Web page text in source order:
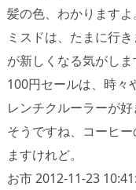
髪の色、わかりますよ。
ミスドは、たまに行
が新しくなる気がし
100円セールは、時々
レンチクルーラーが好
そうですね、コーヒ
ますけれど。
お市 2012-11-23